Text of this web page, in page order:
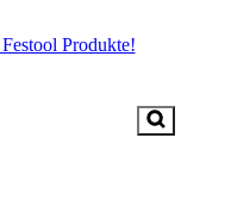
Produkte!